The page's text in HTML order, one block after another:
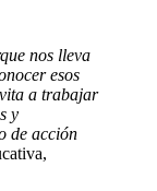
nos lleva
esos
a trabajar
y
de acción